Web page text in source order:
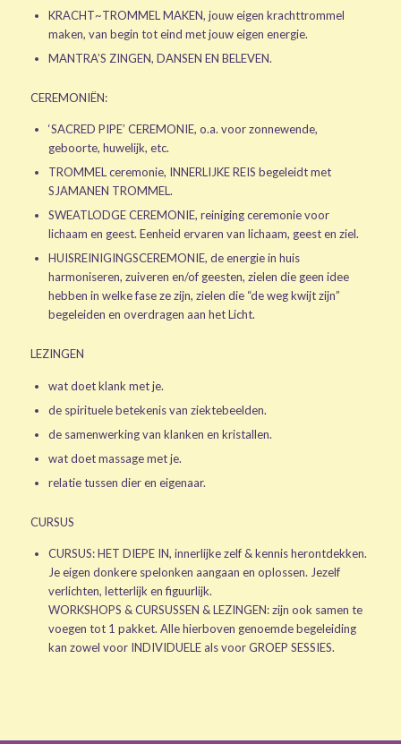
KRACHT~TROMMEL MAKEN, jouw eigen krachttrommel
maken, van begin tot eind met jouw eigen energie.
MANTRA’S ZINGEN, DANSEN EN BELEVEN.
CEREMONIËN:
‘SACRED PIPE’ CEREMONIE, o.a. voor zonnewende,
geboorte, huwelijk, etc.
TROMMEL ceremonie, INNERLIJKE REIS begeleidt met
SJAMANEN TROMMEL.
SWEATLODGE CEREMONIE, reiniging ceremonie voor
lichaam en geest. Eenheid ervaren van lichaam, geest en ziel.
HUISREINIGINGSCEREMONIE, de energie in huis
harmoniseren, zuiveren en/of geesten, zielen die geen idee
hebben in welke fase ze zijn, zielen die “de weg kwijt zijn”
begeleiden en overdragen aan het Licht.
LEZINGEN
wat doet klank met je.
de spirituele betekenis van ziektebeelden.
de samenwerking van klanken en kristallen.
wat doet massage met je.
relatie tussen dier en eigenaar.
CURSUS
CURSUS: HET DIEPE IN, innerlijke zelf & kennis herontdekken.
Je eigen donkere spelonken aangaan en oplossen. Jezelf
verlichten, letterlijk en figuurlijk.
WORKSHOPS & CURSUSSEN & LEZINGEN: zijn ook samen te
voegen tot 1 pakket. Alle hierboven genoemde begeleiding
kan zowel voor INDIVIDUELE als voor GROEP SESSIES.